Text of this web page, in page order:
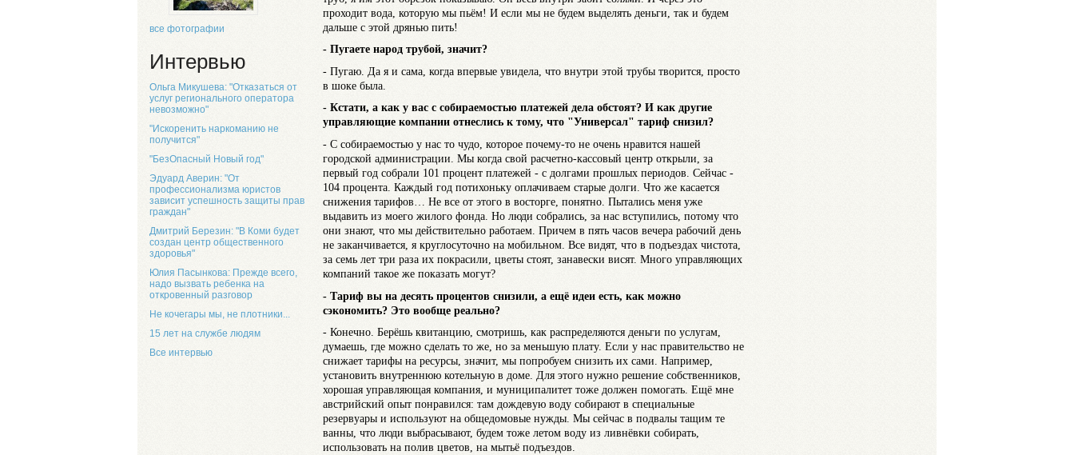
все фотографии
Интервью
Ольга Микушева: "Отказаться от
услуг регионального оператора
невозможно"
"Искоренить наркоманию не
получится"
"БезОпасный Новый год"
Эдуард Аверин: "От
профессионализма юристов
зависит успешность защиты прав
граждан"
Дмитрий Березин: "В Коми будет
создан центр общественного
здоровья"
Юлия Пасынкова: Прежде всего,
надо вызвать ребенка на
откровенный разговор
Не кочегары мы, не плотники...
15 лет на службе людям
Все интервью
проходит вода, которую мы пьём! И если мы не будем выделять деньги, так и будем
дальше с этой дрянью пить!
- Пугаете народ трубой, значит?
- Пугаю. Да я и сама, когда впервые увидела, что внутри этой трубы творится, просто
в шоке была.
- Кстати, а как у вас с собираемостью платежей дела обстоят? И как другие
управляющие компании отнеслись к тому, что "Универсал" тариф снизил?
- С собираемостью у нас то чудо, которое почему-то не очень нравится нашей
городской администрации. Мы когда свой расчетно-кассовый центр открыли, за
первый год собрали 101 процент платежей - с долгами прошлых периодов. Сейчас -
104 процента. Каждый год потихоньку оплачиваем старые долги. Что же касается
снижения тарифов… Не все от этого в восторге, понятно. Пытались меня уже
выдавить из моего жилого фонда. Но люди собрались, за нас вступились, потому что
они знают, что мы действительно работаем. Причем в пять часов вечера рабочий день
не заканчивается, я круглосуточно на мобильном. Все видят, что в подъездах чистота,
за семь лет три раза их покрасили, цветы стоят, занавески висят. Много управляющих
компаний такое же показать могут?
- Тариф вы на десять процентов снизили, а ещё идеи есть, как можно
сэкономить? Это вообще реально?
- Конечно. Берёшь квитанцию, смотришь, как распределяются деньги по услугам,
думаешь, где можно сделать то же, но за меньшую плату. Если у нас правительство не
снижает тарифы на ресурсы, значит, мы попробуем снизить их сами. Например,
установить внутреннюю котельную в доме. Для этого нужно решение собственников,
хорошая управляющая компания, и муниципалитет тоже должен помогать. Ещё мне
австрийский опыт понравился: там дождевую воду собирают в специальные
резервуары и используют на общедомовые нужды. Мы сейчас в подвалы тащим те
ванны, что люди выбрасывают, будем тоже летом воду из ливнёвки собирать,
использовать на полив цветов, на мытьё подъездов.